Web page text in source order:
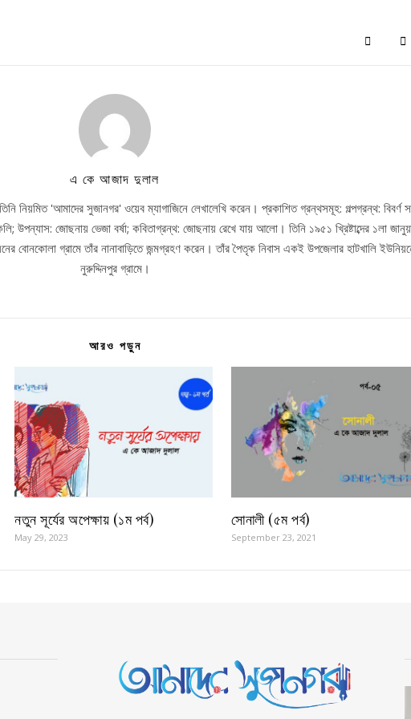
এ কে আজাদ দুলাল
'আমাদের সুজানগর' ওয়েব ম্যাগাজিনে লেখালেখি করেন। প্রকাশিত গ্রন্থসমূহ: গল্পগ্রন্থ: বিবর্ণ
উপন্যাস: জোছনায় ভেজা বর্ষা; কবিতাগ্রন্থ: জোছনায় রেখে যায় আলো। তিনি ১৯৫১ খ্রিষ্টাব্দের ১লা
বোনকোলা গ্রামে তাঁর নানাবাড়িতে জন্মগ্রহণ করেন। তাঁর পৈতৃক নিবাস একই উপজেলার হাটখালি
নুরুদ্দিনপুর গ্রামে।
আরও পড়ুন
নতুন সূর্যের অপেক্ষায় (১ম পর্ব)
May 29, 2023
সোনালী (৫ম পর্ব)
September 23, 2021